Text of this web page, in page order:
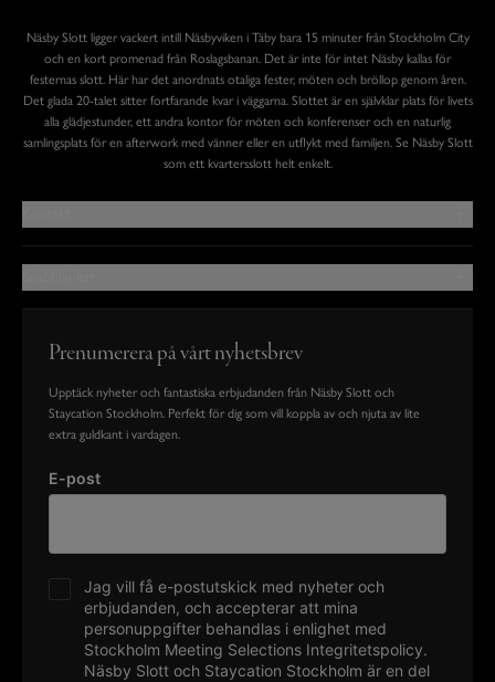
Näsby Slott ligger vackert intill Näsbyviken i Täby bara 15 minuter från Stockholm City
och en kort promenad från Roslagsbanan. Det är inte för intet Näsby kallas för
festernas slott. Här har det anordnats otaliga fester, möten och bröllop genom åren.
Det glada 20-talet sitter fortfarande kvar i väggarna. Slottet är en självklar plats för livets
alla glädjestunder, ett andra kontor för möten och konferenser och en naturlig
samlingsplats för en afterwork med vänner eller en utflykt med familjen. Se Näsby Slott
som ett kvartersslott helt enkelt.
Prenumerera på vårt nyhetsbrev
Upptäck nyheter och fantastiska erbjudanden från Näsby Slott och
Staycation Stockholm. Perfekt för dig som vill koppla av och njuta av lite
extra guldkant i vardagen.
E-post
Jag vill få e-postutskick med nyheter och
erbjudanden, och accepterar att mina
personuppgifter behandlas i enlighet med
Stockholm Meeting Selections Integritetspolicy.
Näsby Slott och Staycation Stockholm är en del